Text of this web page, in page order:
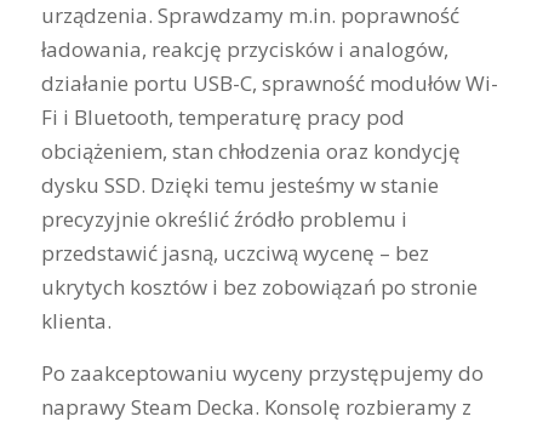
urządzenia. Sprawdzamy m.in. poprawność
ładowania, reakcję przycisków i analogów,
działanie portu USB-C, sprawność modułów Wi-
Fi i Bluetooth, temperaturę pracy pod
obciążeniem, stan chłodzenia oraz kondycję
dysku SSD. Dzięki temu jesteśmy w stanie
precyzyjnie określić źródło problemu i
przedstawić jasną, uczciwą wycenę – bez
ukrytych kosztów i bez zobowiązań po stronie
klienta.
Po zaakceptowaniu wyceny przystępujemy do
naprawy Steam Decka. Konsolę rozbieramy z